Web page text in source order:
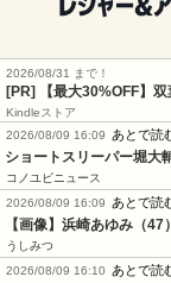
2026/08/31 まで！
[PR] 【最大30%OFF】
Kindleストア
2026/08/09 16:09
あとで読
ショートスリーパー堀大
コノユビニュース
2026/08/09 16:09
あとで読
【画像】浜崎あゆみ（
うしみつ
2026/08/09 16:10
あとで読